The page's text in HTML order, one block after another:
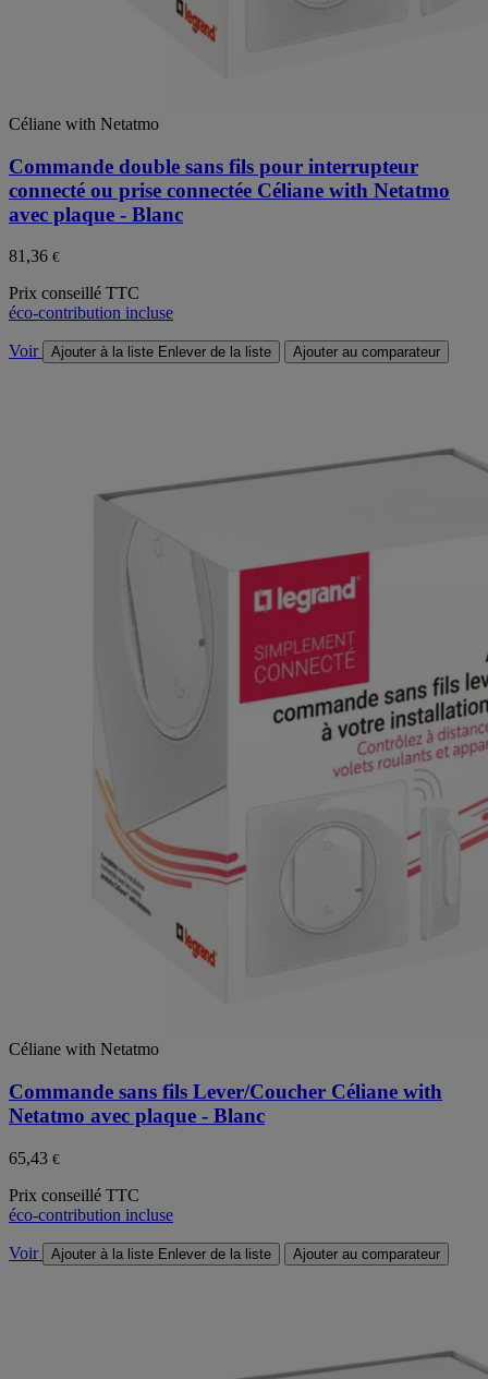
Céliane with Netatmo
Commande double sans fils pour interrupteur
connecté ou prise connectée Céliane with Netatmo
avec plaque - Blanc
81,36 €
Prix conseillé TTC
éco-contribution incluse
Voir Ajouter à la liste Enlever de la liste Ajouter au comparateur
Céliane with Netatmo
Commande sans fils Lever/Coucher Céliane with
Netatmo avec plaque - Blanc
65,43 €
Prix conseillé TTC
éco-contribution incluse
Voir Ajouter à la liste Enlever de la liste Ajouter au comparateur